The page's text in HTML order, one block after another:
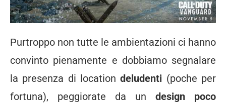
Purtroppo non tutte le ambientazioni ci hanno
convinto pienamente e dobbiamo segnalare
la presenza di locationdeludenti (poche per
fortuna), peggiorate da un design poco